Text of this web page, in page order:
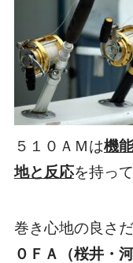
５１０ＡＭは機
地と反応を持っ
巻き心地の良さ
０ＦＡ（桜井・